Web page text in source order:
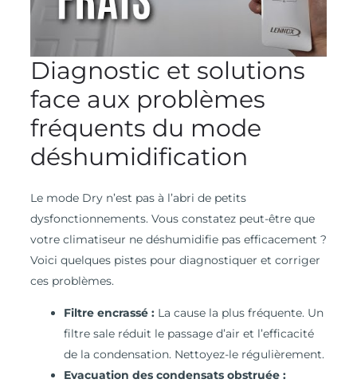
Diagnostic et solutions
face aux problèmes
fréquents du mode
déshumidification
Le mode Dry n’est pas à l’abri de petits
dysfonctionnements. Vous constatez peut-être que
votre climatiseur ne déshumidifie pas efficacement ?
Voici quelques pistes pour diagnostiquer et corriger
ces problèmes.
Filtre encrassé :La cause la plus fréquente. Un
filtre sale réduit le passage d’air et l’efficacité
de la condensation. Nettoyez-le régulièrement.
Evacuation des condensats obstruée :